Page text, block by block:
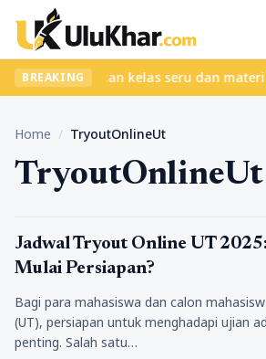
BREAKING
Temukan kelas seru dan materi
Home / TryoutOnlineUt
TryoutOnlineUt
Pendidikan
Jadwal Tryout Online UT
Mulai Persiapan?
Bagi para mahasiswa dan calon
(UT), persiapan untuk menghadapi ujian
penting. Salah satu…